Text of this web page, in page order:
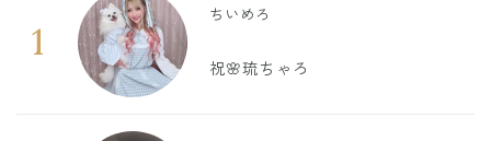
1
ちいめろ
祝🌸琉ちゃろ